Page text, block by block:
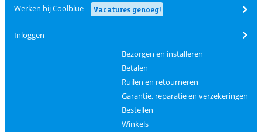
Werken bij Coolblue Vacatures genoeg!
Inloggen
Bezorgen en installeren
Betalen
Ruilen en retourneren
Garantie, reparatie en verzekeringen
Bestellen
Winkels